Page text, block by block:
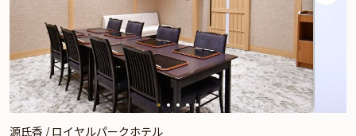
ますので、周りの目を気にすることなく大人のお祝い時間をご満喫いただけま
ぜひ本プランで、笑顔あふれる記念日やお祝いのひとときをお過ごしくださ
い。
源氏香 / ロイヤルパークホテル